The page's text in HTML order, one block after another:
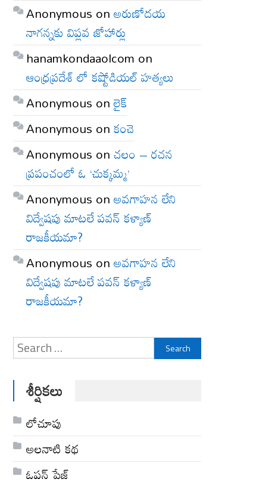
Anonymous onఅరుణోదయ
నాగన్నకు విప్లవ జోహార్లు
hanamkondaaolcom on
ఆంధ్రప్రదేశ్ లో కష్టోడియల్ హత్యలు
Anonymous onలైక్
Anonymous onకంచె
Anonymous onచలం – రచన
ప్రపంచంలో ఓ ‘చుక్కమ్మ’
Anonymous onఅవగాహన లేని
విద్వేషపు మాటలే పవన్ కళ్యాణ్
రాజకీయమా?
Anonymous onఅవగాహన లేని
విద్వేషపు మాటలే పవన్ కళ్యాణ్
రాజకీయమా?
Search
for:
శీర్షికలు
లోచూపు
అల‌నాటి క‌థ‌
ఓపన్ పేజ్